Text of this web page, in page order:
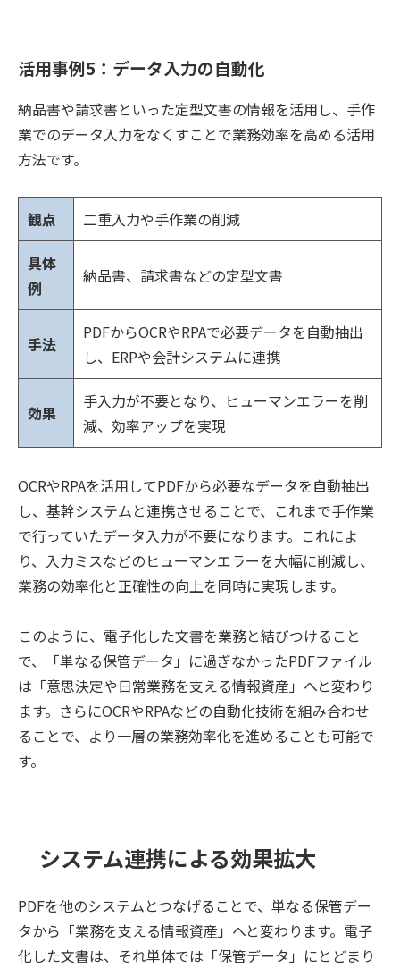
活用事例5：データ入力の自動化
納品書や請求書といった定型文書の情報を活用し、手作
業でのデータ入力をなくすことで業務効率を高める活用
方法です。
観点 二重入力や手作業の削減
具体
例
納品書、請求書などの定型文書
手法
PDFからOCRやRPAで必要データを自動抽出
し、ERPや会計システムに連携
効果
手入力が不要となり、ヒューマンエラーを削
減、効率アップを実現
OCRやRPAを活用してPDFから必要なデータを自動抽出
し、基幹システムと連携させることで、これまで手作業
で行っていたデータ入力が不要になります。これによ
り、入力ミスなどのヒューマンエラーを大幅に削減し、
業務の効率化と正確性の向上を同時に実現します。
このように、電子化した文書を業務と結びつけること
で、「単なる保管データ」に過ぎなかったPDFファイル
は「意思決定や日常業務を支える情報資産」へと変わり
ます。さらにOCRやRPAなどの自動化技術を組み合わせ
ることで、より一層の業務効率化を進めることも可能で
す。
システム連携による効果拡大
PDFを他のシステムとつなげることで、単なる保管デー
タから「業務を支える情報資産」へと変わります。電子
化した文書は、それ単体では「保管データ」にとどまり